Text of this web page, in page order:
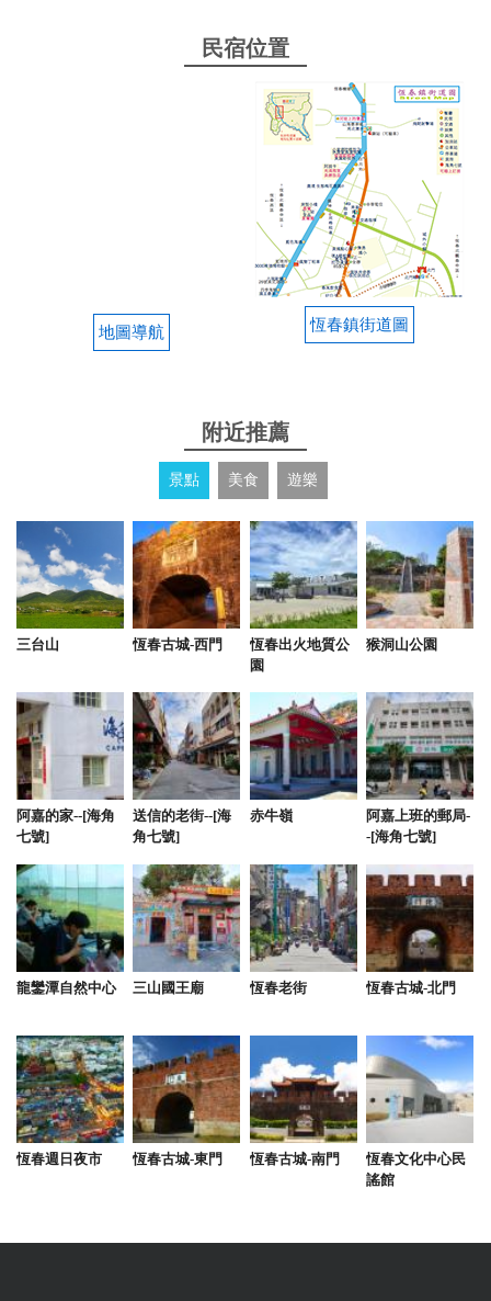
民宿位置
地圖導航 恆春鎮街道圖
附近推薦
景點 美食 遊樂
三台山 恆春古城-西門
恆春出火地質公
園
猴洞山公園
阿嘉的家--[海角
七號]
送信的老街--[海
角七號]
赤牛嶺
阿嘉上班的郵局-
-[海角七號]
龍鑾潭自然中心 三山國王廟 恆春老街 恆春古城-北門
恆春週日夜市 恆春古城-東門 恆春古城-南門
恆春文化中心民
謠館